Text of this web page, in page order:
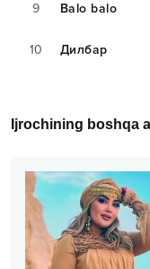
9 Balo balo
10 Дилбар
Ijrochining boshqa